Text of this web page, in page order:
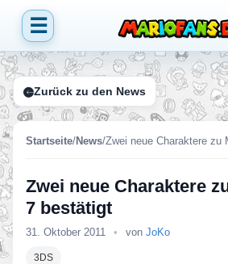
☰
Zurück zu den News
Startseite/News/Zwei neue Charaktere zu
Zwei neue Charaktere
7 bestätigt
31. Oktober 2011 • von JoKo
3DS